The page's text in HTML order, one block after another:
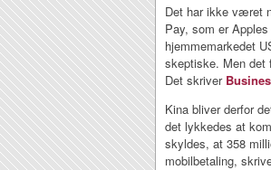
Det har ikke været
Pay, som er
hjemmemarkedet
skeptiske. Men det
Det skriver
Kina bliver derfor
det lykkedes at
skyldes, at 358
mobilbetaling,